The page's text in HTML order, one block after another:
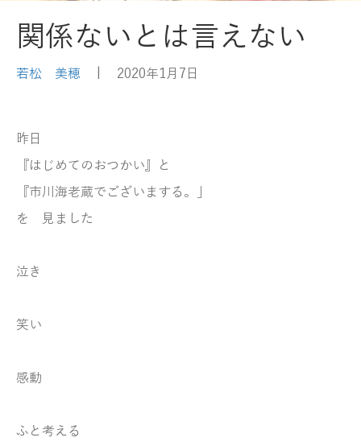
関係ないとは言えない
若松 美穂 2020年1月7日
昨日
『はじめてのおつかい』
と
『市川海老蔵でございまする。」
を
見ました
泣き
笑い
感動
ふと考える